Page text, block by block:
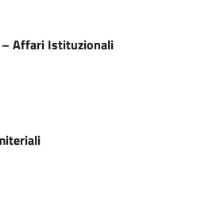
– Affari Istituzionali